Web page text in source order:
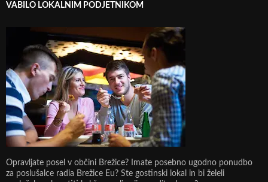
VABILO LOKALNIM PODJETNIKOM
Opravljate posel v občini Brežice? Imate posebno ugodno ponudbo
za poslušalce radia Brežice Eu? Ste gostinski lokal in bi želeli